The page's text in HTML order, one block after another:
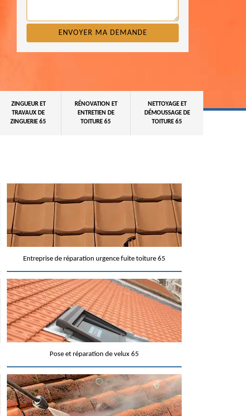
ZINGUEUR ET
TRAVAUX DE
ZINGUERIE 65
RÉNOVATION ET
ENTRETIEN DE
TOITURE 65
NETTOYAGE ET
DÉMOUSSAGE DE
TOITURE 65
Entreprise de réparation urgence fuite toiture 65
Pose et réparation de velux 65